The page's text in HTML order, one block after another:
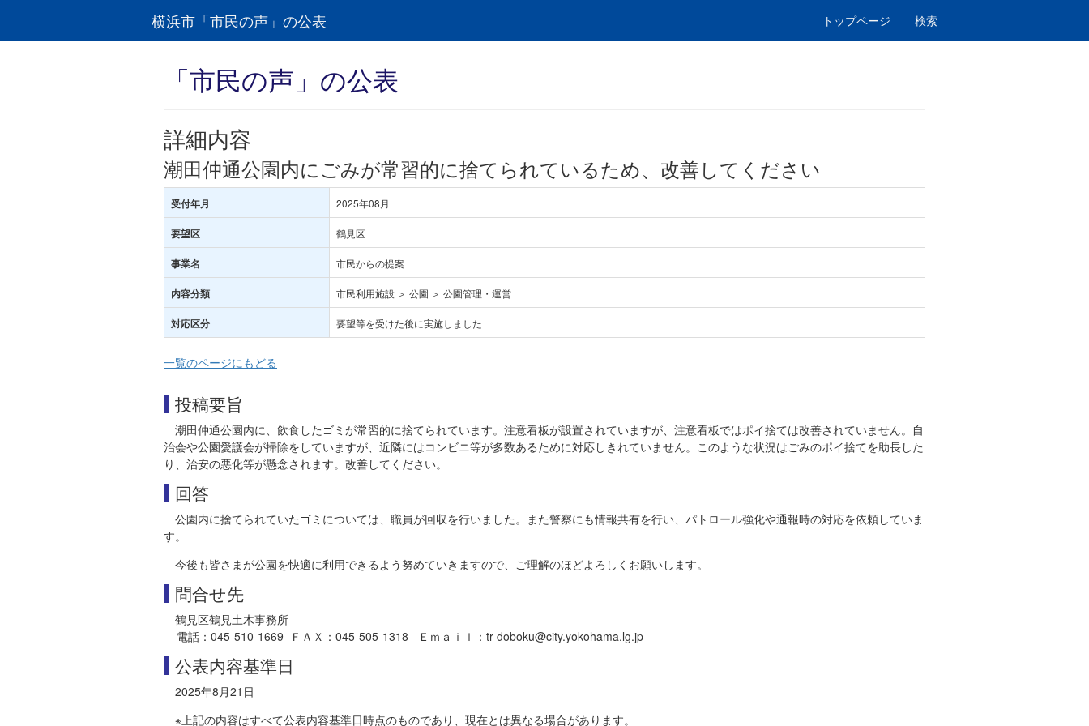
横浜市「市民の声」の公表 トップページ 検索
「市民の声」の公表
詳細内容
潮田仲通公園内にごみが常習的に捨てられているため、改善してください
受付年月 2025年08月
要望区 鶴見区
事業名 市民からの提案
内容分類 市民利用施設 ＞ 公園 ＞ 公園管理・運営
対応区分 要望等を受けた後に実施しました
一覧のページにもどる
投稿要旨
潮田仲通公園内に、飲食したゴミが常習的に捨てられています。注意看板が設置されていますが、注意看板ではポイ捨ては改善されていません。自
治会や公園愛護会が掃除をしていますが、近隣にはコンビニ等が多数あるために対応しきれていません。このような状況はごみのポイ捨てを助長した
り、治安の悪化等が懸念されます。改善してください。
回答
公園内に捨てられていたゴミについては、職員が回収を行いました。また警察にも情報共有を行い、パトロール強化や通報時の対応を依頼していま
す。
今後も皆さまが公園を快適に利用できるよう努めていきますので、ご理解のほどよろしくお願いします。
問合せ先
鶴見区鶴見土木事務所
電話：045-510-1669 ＦＡＸ：045-505-1318 Ｅｍａｉｌ：tr-doboku@city.yokohama.lg.jp
公表内容基準日
2025年8月21日
※上記の内容はすべて公表内容基準日時点のものであり、現在とは異なる場合があります。